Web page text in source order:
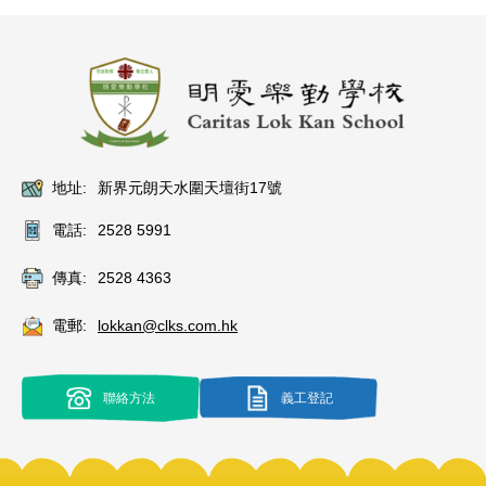
地址: 新界元朗天水圍天壇街17號
電話: 2528 5991
傳真: 2528 4363
電郵: lokkan@clks.com.hk
聯絡方法 義工登記